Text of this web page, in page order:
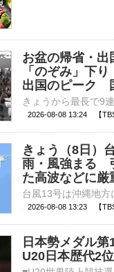
お盆の帰省・
「のぞみ」下
出国のピーク
2026-08-08 13:24 【
きょう（8日）
雨・風強まる
た高波などに厳
2026-08-08 13:23 【
日本勢メダル
U20日本歴代2